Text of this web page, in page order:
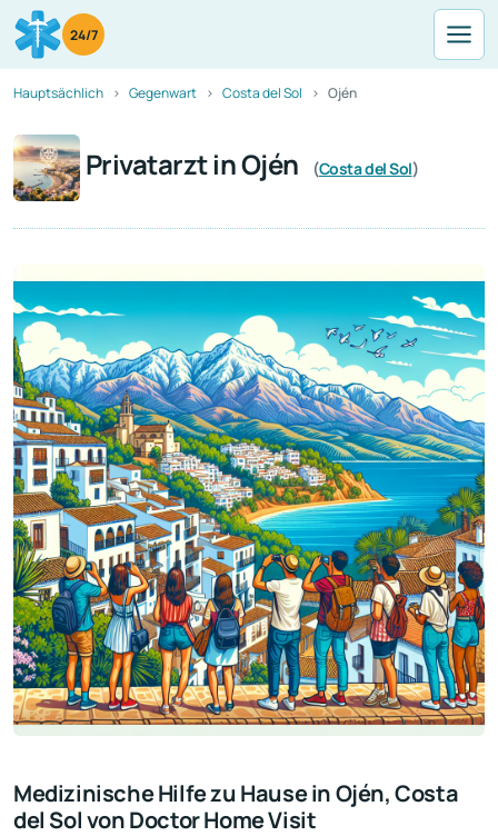
24/7
Hauptsächlich Gegenwart Costa del Sol Ojén
Privatarzt in Ojén (Costa del Sol)
Medizinische Hilfe zu Hause in Ojén, Costa
del Sol von Doctor Home Visit